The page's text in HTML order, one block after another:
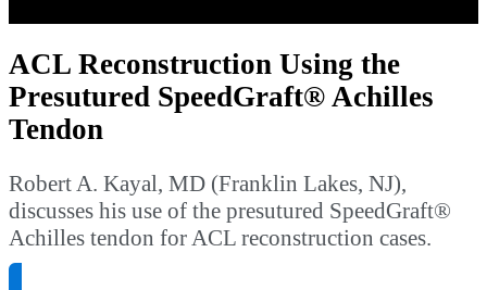
Video
ACL Reconstruction Using the
Presutured SpeedGraft® Achilles
Tendon
Robert A. Kayal, MD (Franklin Lakes, NJ),
discusses his use of the presutured SpeedGraft®
Achilles tendon for ACL reconstruction cases.